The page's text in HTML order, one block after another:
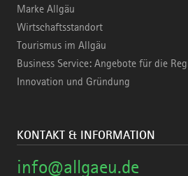
Marke Allgäu
Wirtschaftsstandort
Tourismus im Allgäu
Business Service: Angebote für die
Innovation und Gründung
KONTAKT & INFORMATION
info@allgaeu.de